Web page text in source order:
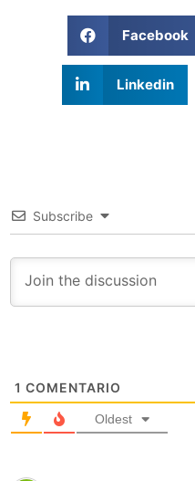
Facebook
Linkedin
Subscribe
1 COMENTARIO
Oldest